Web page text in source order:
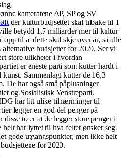
kameratene AP, SP og SV
der kulturbudjsettet skal tilbake til 1
betydd 1,7 milliarder mer til kultur
opp til at dette skal skje over år, så alle
budsjetter for 2020. Ser vi
store ulikheter i hvordan
er eneste parti som kutter hardt i
Sammenlagt kutter de 16,3
De har også små påplusninger
og Sosialistisk Venstreparti.
har litt ulike tilnærminger til
legger en god del penger på
to er at de legger store penger i
helt har lyttet til hva feltet ønsker seg
gode utgangspunkter, men ikke helt
for 2020.